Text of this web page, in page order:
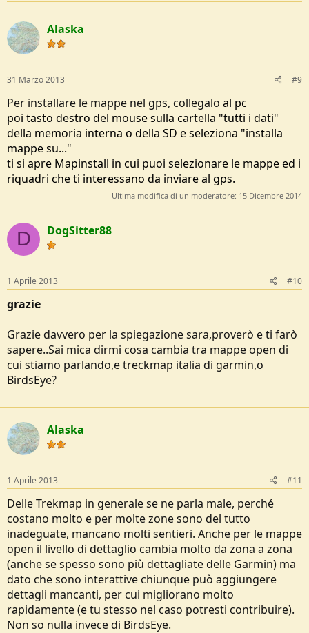
Alaska
31 Marzo 2013 #9
Per installare le mappe nel gps, collegalo al pc
poi tasto destro del mouse sulla cartella "tutti i dati"
della memoria interna o della SD e seleziona "installa
mappe su..."
ti si apre Mapinstall in cui puoi selezionare le mappe ed i
riquadri che ti interessano da inviare al gps.
Ultima modifica di un moderatore: 15 Dicembre 2014
D DogSitter88
1 Aprile 2013 #10
grazie
Grazie davvero per la spiegazione sara,proverò e ti farò
sapere..Sai mica dirmi cosa cambia tra mappe open di
cui stiamo parlando,e treckmap italia di garmin,o
BirdsEye?
Alaska
1 Aprile 2013 #11
Delle Trekmap in generale se ne parla male, perché
costano molto e per molte zone sono del tutto
inadeguate, mancano molti sentieri. Anche per le mappe
open il livello di dettaglio cambia molto da zona a zona
(anche se spesso sono più dettagliate delle Garmin) ma
dato che sono interattive chiunque può aggiungere
dettagli mancanti, per cui migliorano molto
rapidamente (e tu stesso nel caso potresti contribuire).
Non so nulla invece di BirdsEye.